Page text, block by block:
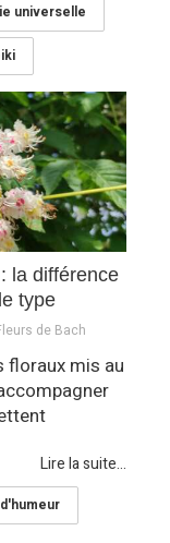
universelle
la différence
type
de Bach
floraux mis au
Lire la suite...